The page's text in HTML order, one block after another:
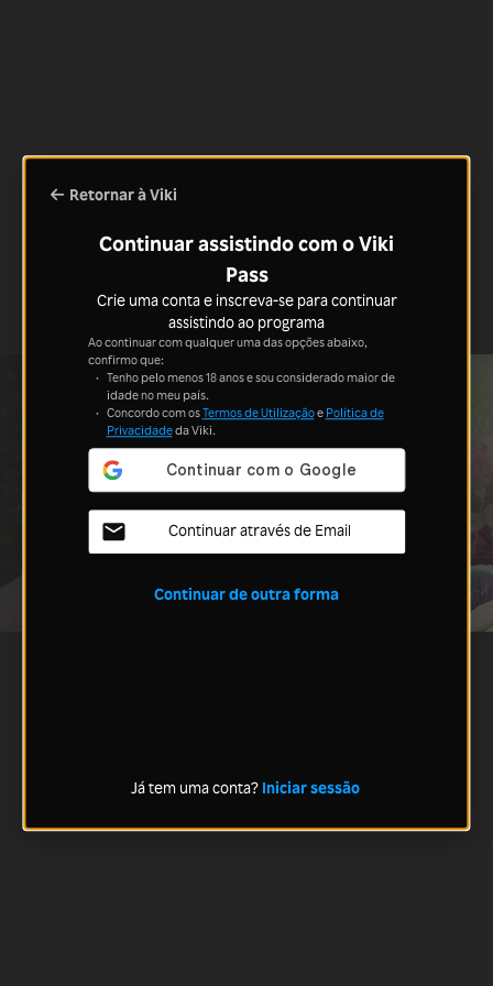
Retornar à Viki
Continuar assistindo com o Viki
Pass
Crie uma conta e inscreva-se para continuar
assistindo ao programa
Ao continuar com qualquer uma das opções abaixo,
confirmo que:
Tenho pelo menos 18 anos e sou considerado maior de
idade no meu país.
Concordo com osTermos de Utilizaçãoe Política de
Privacidadeda Viki.
Continuar através de Email
Continuar de outra forma
Já tem uma conta? Iniciar sessão